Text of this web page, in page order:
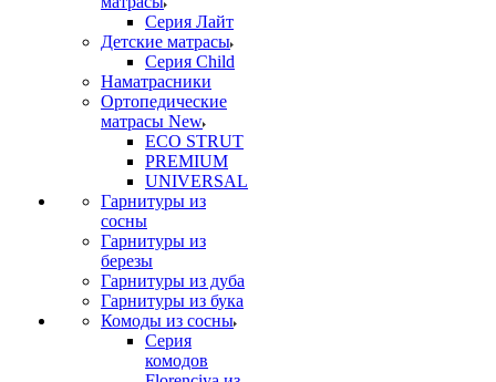
Серия Лайт
Детские матрасы
Серия Child
Наматрасники
Ортопедические
матрасы New
ECO STRUT
PREMIUM
UNIVERSAL
Гарнитуры из
сосны
Гарнитуры из
березы
Гарнитуры из дуба
Гарнитуры из бука
Комоды из сосны
Серия
комодов